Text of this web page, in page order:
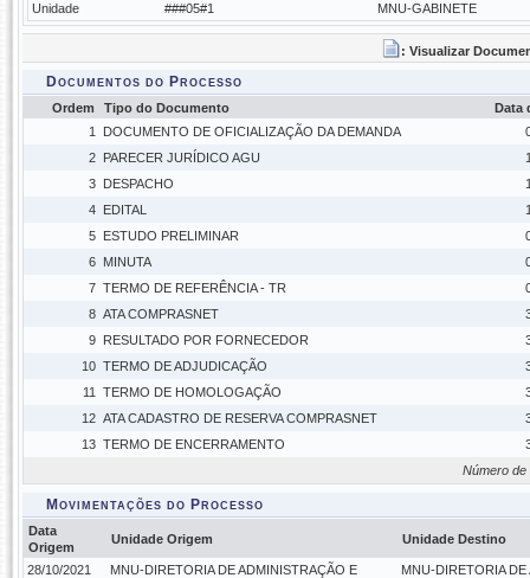
Unidade
###05#1 MNU-GABINETE
: Visualizar
Documentos do Processo
Ordem Tipo do Documento
Data
1
DOCUMENTO DE OFICIALIZAÇÃO DA DEMANDA
2 PARECER JURÍDICO AGU
3 DESPACHO
4 EDITAL
5 ESTUDO PRELIMINAR
6 MINUTA
7 TERMO DE REFERÊNCIA - TR
8 ATA COMPRASNET
9 RESULTADO POR FORNECEDOR
10 TERMO DE ADJUDICAÇÃO
11
TERMO DE HOMOLOGAÇÃO
12 ATA CADASTRO DE RESERVA COMPRASNET
13 TERMO DE ENCERRAMENTO
Número
Movimentações do Processo
Data
Origem
Unidade Origem Unidade Destino
28/10/2021
MNU-DIRETORIA DE ADMINISTRAÇÃO E
MNU-DIRETORIA